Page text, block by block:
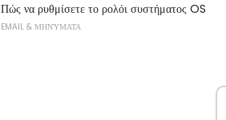
Πώς να ρυθμίσετε το ρολόι συστήματος OS
EMAIL & ΜΗΝΎΜΑΤΑ